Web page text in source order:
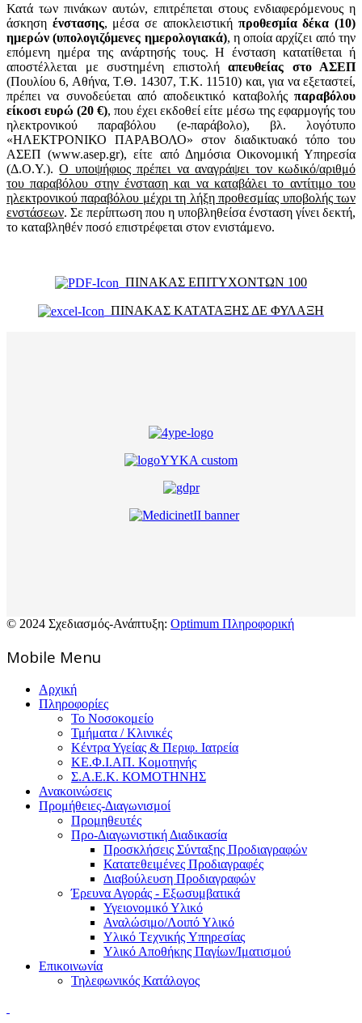
Κατά των πινάκων αυτών, επιτρέπεται στους ενδιαφερόμενους η
άσκηση ένστασης, μέσα σε αποκλειστική προθεσμία δέκα (10)
ημερών (υπολογιζόμενες ημερολογιακά), η οποία αρχίζει από την
επόμενη ημέρα της ανάρτησής τους. Η ένσταση κατατίθεται ή
αποστέλλεται με συστημένη επιστολή απευθείας στο ΑΣΕΠ
(Πουλίου 6, Αθήνα, Τ.Θ. 14307, Τ.Κ. 11510) και, για να εξεταστεί,
πρέπει να συνοδεύεται από αποδεικτικό καταβολής παραβόλου
είκοσι ευρώ (20 €), που έχει εκδοθεί είτε μέσω της εφαρμογής του
ηλεκτρονικού παραβόλου (e-παράβολο), βλ. λογότυπο
«ΗΛΕΚΤΡΟΝΙΚΟ ΠΑΡΑΒΟΛΟ» στον διαδικτυακό τόπο του
ΑΣΕΠ (www.asep.gr), είτε από Δημόσια Οικονομική Υπηρεσία
(Δ.Ο.Υ.).Ο υποψήφιος πρέπει να αναγράψει τον κωδικό/αριθμό
του παραβόλου στην ένσταση και να καταβάλει το αντίτιμο του
ηλεκτρονικού παραβόλου μέχρι τη λήξη προθεσμίας υποβολής των
ενστάσεων. Σε περίπτωση που η υποβληθείσα ένσταση γίνει δεκτή,
το καταβληθέν ποσό επιστρέφεται στον ενιστάμενο.
ΠΙΝΑΚΑΣ ΕΠΙΤΥΧΟΝΤΩΝ 100
ΠΙΝΑΚΑΣ ΚΑΤΑΤΑΞΗΣ ΔΕ ΦΥΛΑΞΗ
© 2024 Σχεδιασμός-Ανάπτυξη: Optimum Πληροφορική
Mοbile Menu
Αρχική
Πληροφορίες
Το Νοσοκομείο
Τμήματα / Κλινικές
Κέντρα Υγείας & Περιφ. Ιατρεία
ΚΕ.Φ.Ι.ΑΠ. Κομοτηνής
Σ.Α.Ε.Κ. ΚΟΜΟΤΗΝΗΣ
Ανακοινώσεις
Προμήθειες-Διαγωνισμοί
Προμηθευτές
Προ-Διαγωνιστική Διαδικασία
Προσκλήσεις Σύνταξης Προδιαγραφών
Κατατεθειμένες Προδιαγραφές
Διαβούλευση Προδιαγραφών
Έρευνα Αγοράς - Εξωσυμβατικά
Υγειονομικό Υλικό
Αναλώσιμο/Λοιπό Υλικό
Υλικό Tεχνικής Yπηρεσίας
Υλικό Αποθήκης Παγίων/Ιματισμού
Επικοινωνία
Τηλεφωνικός Κατάλογος